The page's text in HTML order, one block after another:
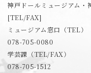
神戸ドールミュージアム・
[TEL/FAX]
ミュージアム窓口（TEL）
078-705-0080
学芸課（TEL/FAX）
078-705-1512